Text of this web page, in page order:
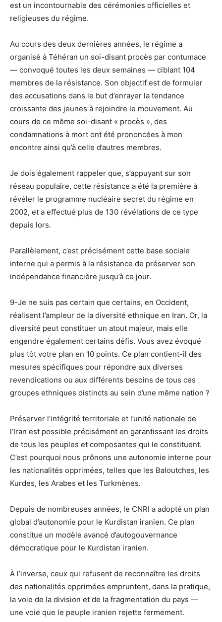
est un incontournable des cérémonies officielles et
religieuses du régime.
Au cours des deux dernières années, le régime a
organisé à Téhéran un soi-disant procès par contumace
— convoqué toutes les deux semaines — ciblant 104
membres de la résistance. Son objectif est de formuler
des accusations dans le but d’enrayer la tendance
croissante des jeunes à rejoindre le mouvement. Au
cours de ce même soi-disant « procès », des
condamnations à mort ont été prononcées à mon
encontre ainsi qu’à celle d’autres membres.
Je dois également rappeler que, s’appuyant sur son
réseau populaire, cette résistance a été la première à
révéler le programme nucléaire secret du régime en
2002, et a effectué plus de 130 révélations de ce type
depuis lors.
Parallèlement, c’est précisément cette base sociale
interne qui a permis à la résistance de préserver son
indépendance financière jusqu’à ce jour.
9-Je ne suis pas certain que certains, en Occident,
réalisent l’ampleur de la diversité ethnique en Iran. Or, la
diversité peut constituer un atout majeur, mais elle
engendre également certains défis. Vous avez évoqué
plus tôt votre plan en 10 points. Ce plan contient-il des
mesures spécifiques pour répondre aux diverses
revendications ou aux différents besoins de tous ces
groupes ethniques distincts au sein d’une même nation ?
Préserver l’intégrité territoriale et l’unité nationale de
l’Iran est possible précisément en garantissant les droits
de tous les peuples et composantes qui le constituent.
C’est pourquoi nous prônons une autonomie interne pour
les nationalités opprimées, telles que les Baloutches, les
Kurdes, les Arabes et les Turkmènes.
Depuis de nombreuses années, le CNRI a adopté un plan
global d’autonomie pour le Kurdistan iranien. Ce plan
constitue un modèle avancé d’autogouvernance
démocratique pour le Kurdistan iranien.
À l’inverse, ceux qui refusent de reconnaître les droits
des nationalités opprimées empruntent, dans la pratique,
la voie de la division et de la fragmentation du pays —
une voie que le peuple iranien rejette fermement.